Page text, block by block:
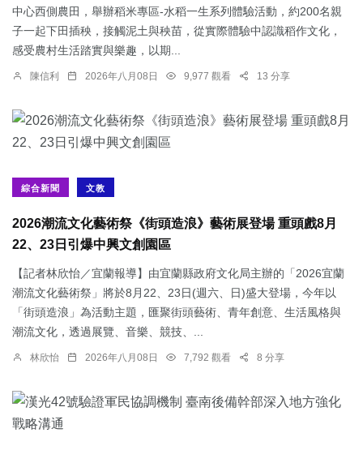
中心西側農田，舉辦稻米專區-水稻一生系列體驗活動，約200名親
子一起下田插秧，接觸泥土與秧苗，從實際體驗中認識稻作文化，
感受農村生活踏實與樂趣，以期...
陳信利 2026年八月08日 9,977 觀看 13 分享
綜合新聞 文教
2026潮流文化藝術祭《街頭造浪》藝術展登場 重頭戲8月
22、23日引爆中興文創園區
【記者林欣怡／宜蘭報導】由宜蘭縣政府文化局主辦的「2026宜蘭
潮流文化藝術祭」將於8月22、23日(週六、日)盛大登場，今年以
「街頭造浪」為活動主題，匯聚街頭藝術、青年創意、生活風格與
潮流文化，透過展覽、音樂、競技、...
林欣怡 2026年八月08日 7,792 觀看 8 分享